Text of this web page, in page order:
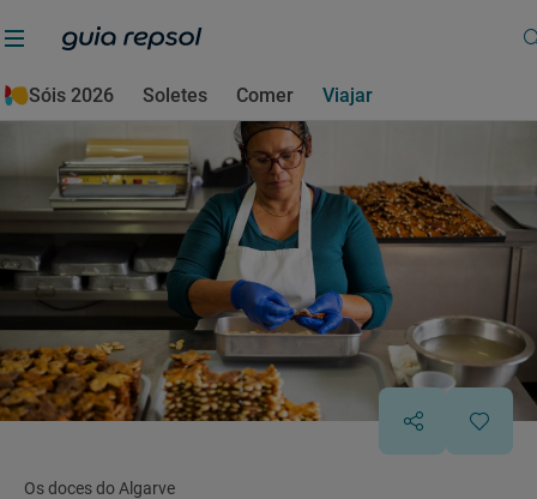
Sóis 2026 Soletes Comer Viajar
Os doces do Algarve